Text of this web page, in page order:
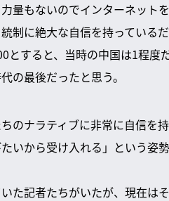
量もないのでインターネット
制に絶大な自信を持っているだ
とすると、当時の中国は1程度
の最後だったと思う。
のナラティブに非常に自信を
いから受け入れる」という姿
た記者たちがいたが、現在は